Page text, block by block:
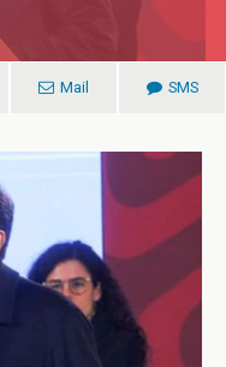
Mail SMS